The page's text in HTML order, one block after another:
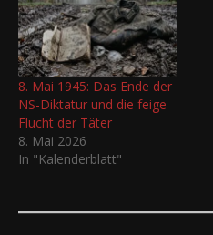
8. Mai 1945: Das Ende der
NS-Diktatur und die feige
Flucht der Täter
8. Mai 2026
In "Kalenderblatt"